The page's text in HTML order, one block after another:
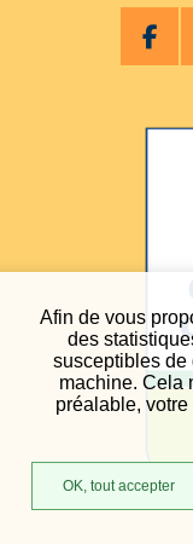
Afin de vous
des
susceptibles de
machine. Cela
préalable,
OK, tout accepter